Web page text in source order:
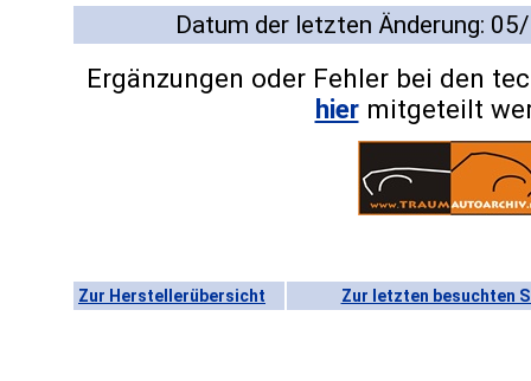
Datum der letzten Änderung:
Ergänzungen oder Fehler bei den
hiermitgeteilt
Zur Herstellerübersicht Zur letzten besuchten